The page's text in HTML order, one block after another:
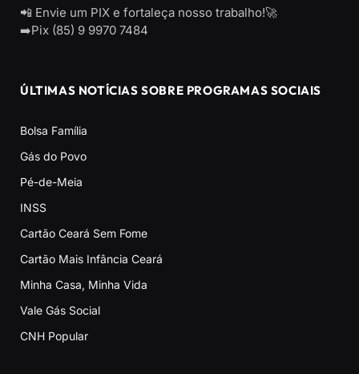
📲 Envie um PIX e fortaleça nosso trabalho!🚀
➡️Pix (85) 9 9970 7484
ÚLTIMAS NOTÍCIAS SOBRE PROGRAMAS SOCIAIS
Bolsa Família
Gás do Povo
Pé-de-Meia
INSS
Cartão Ceará Sem Fome
Cartão Mais Infância Ceará
Minha Casa, Minha Vida
Vale Gás Social
CNH Popular